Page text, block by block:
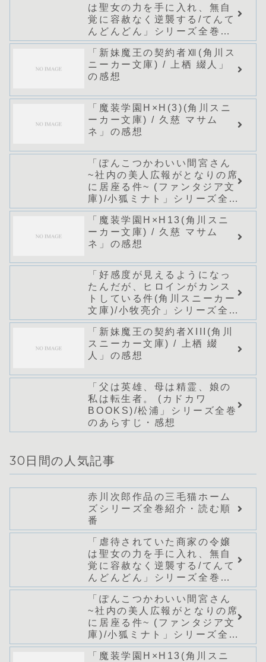
は聖女の力を手に入れ、無自
覚に容赦なく逆襲する/てんて
んどんどん」シリーズ全巻の
あらすじ・感想
「新妹魔王の契約者Ⅻ(角川ス
ニーカー文庫) / 上栖 綴人」
の感想
「魔装学園H×H(3)(角川スニ
ーカー文庫) / 久慈 マサム
ネ」の感想
「ぽんこつかわいい間宮さん
~社内の美人広報がとなりの席
に居座る件~ (ファンタジア文
庫)/小狐ミナト」シリーズ全巻
のあらすじ・感想
「魔装学園H×H13(角川スニ
ーカー文庫) / 久慈 マサム
ネ」の感想
「好感度が見えるようになっ
たんだが、ヒロインがカンス
トしている件(角川スニーカー
文庫)/小牧亮介」シリーズ全巻
のあらすじ・感想
「新妹魔王の契約者XIII(角川
スニーカー文庫) / 上栖 綴
人」の感想
「父は英雄、母は精霊、娘の
私は転生者。 (カドカワ
BOOKS)/松浦」シリーズ全巻
のあらすじ・感想
30日間の人気記事
赤川次郎作品の三毛猫ホーム
ズシリーズ全巻紹介・読む順
番
「虐待されていた商家の令嬢
は聖女の力を手に入れ、無自
覚に容赦なく逆襲する/てんて
んどんどん」シリーズ全巻の
あらすじ・感想
「ぽんこつかわいい間宮さん
~社内の美人広報がとなりの席
に居座る件~ (ファンタジア文
庫)/小狐ミナト」シリーズ全巻
のあらすじ・感想
「魔装学園H×H13(角川スニ